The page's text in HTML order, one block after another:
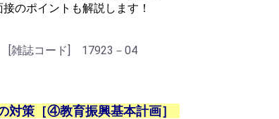
のポイントも解説します！
誌コード] 17923－04
対策［④教育振興基本計画］